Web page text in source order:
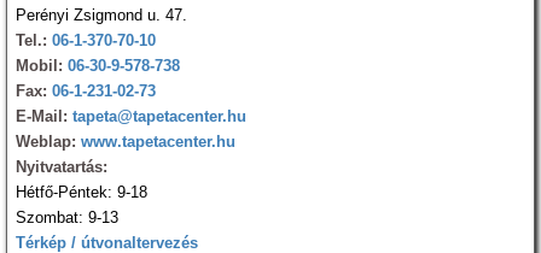
Perényi Zsigmond u. 47.
Tel.: 06-1-370-70-10
Mobil: 06-30-9-578-738
Fax: 06-1-231-02-73
E-Mail: tapeta@tapetacenter.hu
Weblap: www.tapetacenter.hu
Nyitvatartás:
Hétfő-Péntek: 9-18
Szombat: 9-13
Térkép / útvonaltervezés